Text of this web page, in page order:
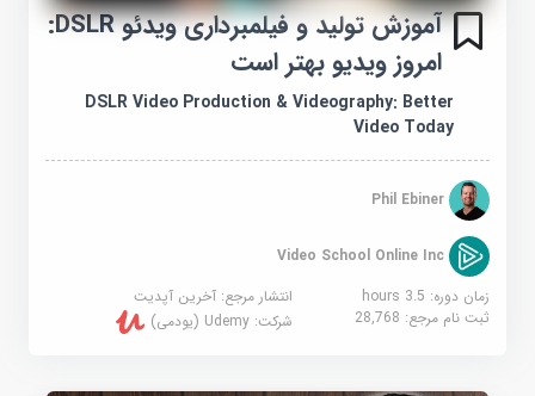
آموزش تولید و فیلمبرداری ویدئو DSLR:
امروز ویدیو بهتر است
DSLR Video Production & Videography: Better
Video Today
Phil Ebiner
Video School Online Inc
زمان دوره: 3.5 hours
انتشار مرجع:آخرین آپدیت
ثبت نام مرجع:28,768 شرکت:Udemy (یودمی)